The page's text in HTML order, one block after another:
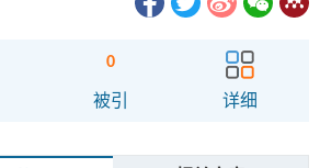
0
被引 详细